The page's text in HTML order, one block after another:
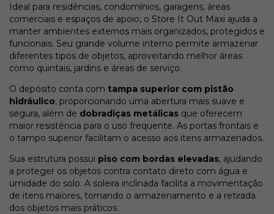
Ideal para residências, condomínios, garagens, áreas
comerciais e espaços de apoio, o Store It Out Maxi ajuda a
manter ambientes externos mais organizados, protegidos e
funcionais. Seu grande volume interno permite armazenar
diferentes tipos de objetos, aproveitando melhor áreas
como quintais, jardins e áreas de serviço.
O depósito conta com tampa superior com pistão
hidráulico, proporcionando uma abertura mais suave e
segura, além de dobradiças metálicas que oferecem
maior resistência para o uso frequente. As portas frontais e
o tampo superior facilitam o acesso aos itens armazenados.
Sua estrutura possui piso com bordas elevadas, ajudando
a proteger os objetos contra contato direto com água e
umidade do solo. A soleira inclinada facilita a movimentação
de itens maiores, tornando o armazenamento e a retirada
dos objetos mais práticos.